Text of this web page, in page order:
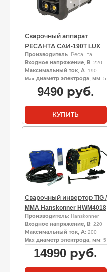
Сварочный аппарат
РЕСАНТА САИ-190Т LUX
Производитель: Ресанта
Входное напряжение, В: 220
Максимальный ток, А: 190
Max диаметр электрода, мм: 5
9490руб.
КУПИТЬ
Сварочный инвертор TIG /
MMA Hanskonner HWM4018
Производитель: Hanskonner
Входное напряжение, В: 220
Максимальный ток, А: 200
Max диаметр электрода, мм: 5
14990 руб.